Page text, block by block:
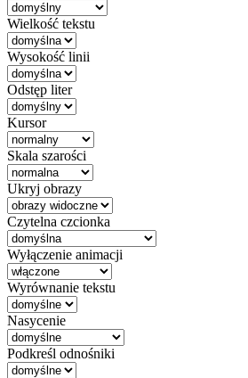
Wielkość tekstu
Wysokość linii
Odstęp liter
Kursor
Skala szarości
Ukryj obrazy
Czytelna czcionka
Wyłączenie animacji
Wyrównanie tekstu
Nasycenie
Podkreśl odnośniki